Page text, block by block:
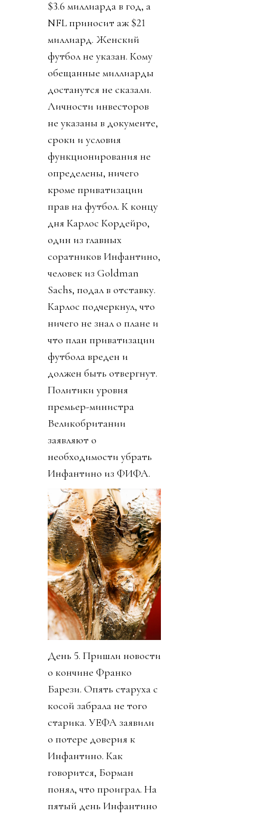
$3.6 миллиарда в год, а
NFL приносит аж $21
миллиард. Женский
футбол не указан. Кому
обещанные миллиарды
достанутся не сказали.
Личности инвесторов
не указаны в документе,
сроки и условия
функционирования не
определены, ничего
кроме приватизации
прав на футбол. К концу
дня Карлос Кордейро,
один из главных
соратников Инфантино,
человек из Goldman
Sachs, подал в отставку.
Карлос подчеркнул, что
ничего не знал о плане и
что план приватизации
футбола вреден и
должен быть отвергнут.
Политики уровня
премьер-министра
Великобритании
заявляют о
необходимости убрать
Инфантино из ФИФА.
День 5. Пришли новости
о кончине Франко
Барези. Опять старуха с
косой забрала не того
старика. УЕФА заявили
о потере доверия к
Инфантино. Как
говорится, Борман
понял, что проиграл. На
пятый день Инфантино